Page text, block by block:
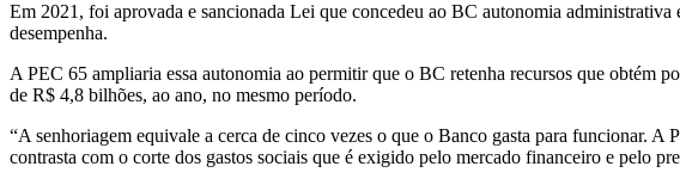
Em 2021, foi aprovada e sancionada Lei que concedeu ao BC autonomia
desempenha.
A PEC 65 ampliaria essa autonomia ao permitir que o BC retenha recursos que obtém
de R$ 4,8 bilhões, ao ano, no mesmo período.
“A senhoriagem equivale a cerca de cinco vezes o que o Banco gasta para funcionar.
contrasta com o corte dos gastos sociais que é exigido pelo mercado financeiro e pelo